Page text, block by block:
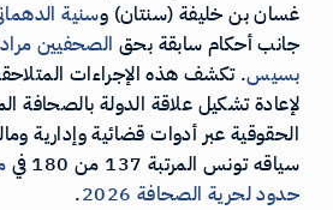
غسان بن خليفة (سنتان) وسنية
جانب أحكام سابقة بحق الصحفيين
بسيس. تكشف هذه الإجراءات
لإعادة تشكيل علاقة الدولة بالصحافة
الحقوقية عبر أدوات قضائية وإدارية
سياقه تونس المرتبة 137 من 180 في
حدود لحرية الصحافة 2026
.